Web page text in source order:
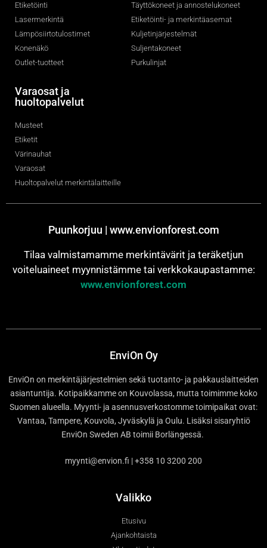
Etiketöinti
Lasermerkintä
Lämpösiirtotulostimet
Konenäkö
Outlet-tuotteet
Täyttökoneet ja annostelukoneet
Etiketöinti- ja merkintäasemat
Kuljetinjärjestelmät
Suljentakoneet
Purkulinjat
Varaosat ja
huoltopalvelut
Musteet
Etiketit
Värinauhat
Varaosat
Huoltopalvelut merkintälaitteille
Puunkorjuu | www.envionforest.com
Tilaa valmistamamme merkintävärit ja teräketjun
voiteluaineet myynnistämme tai verkkokaupastamme:
www.envionforest.com
EnviOn Oy
EnviOn on merkintäjärjestelmien sekä tuotanto- ja pakkauslaitteiden
asiantuntija. Kotipaikkamme on Kouvolassa, mutta toimimme koko
Suomen alueella. Myynti- ja asennusverkostomme toimipaikat ovat:
Vantaa, Tampere, Kouvola, Jyväskylä ja Oulu. Lisäksi sisaryhtiö
EnviOn Sweden AB toimii Borlängessä.
myynti@envion.fi | +358 10 3200 200
Valikko
Etusivu
Ajankohtaista